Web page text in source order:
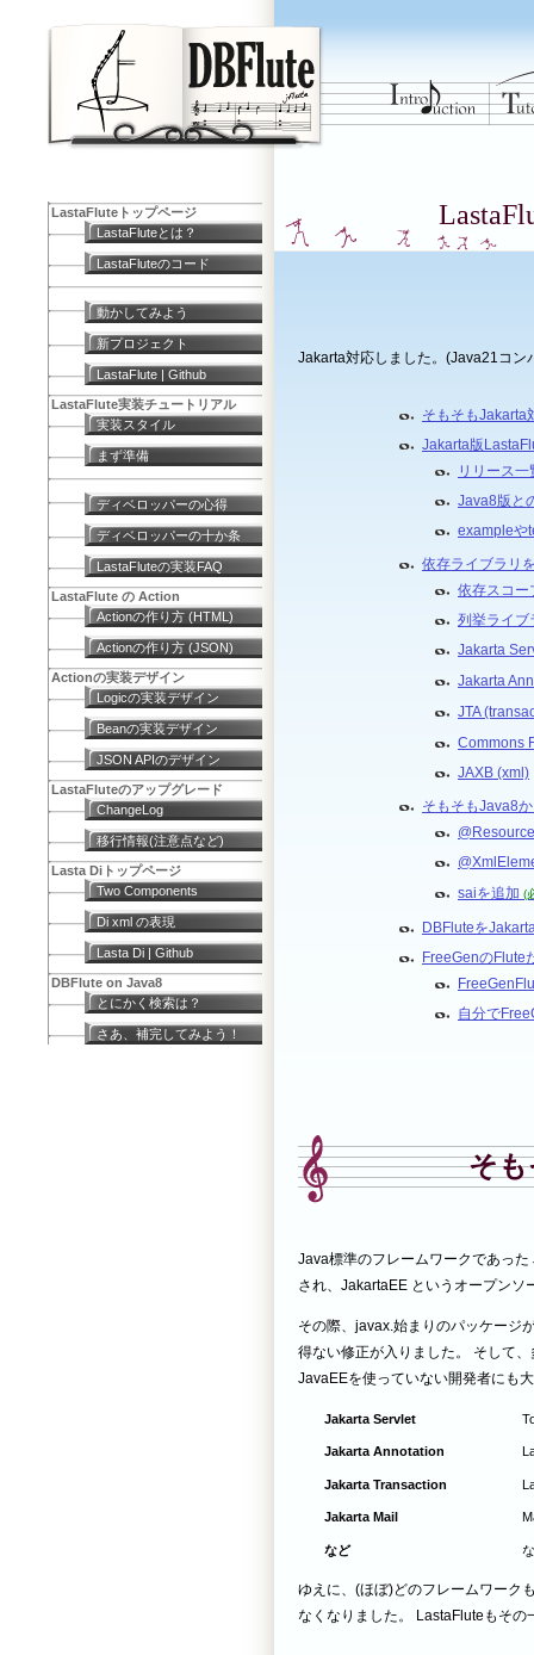
Jakarta対応しました。(Java21コン
そもそもJakarta
Jakarta版
リリース一
Java8版と
exampleや
依存ライブラリ
依存スコー
列挙ライブ
Jakarta
Jakarta
JTA
Commons
JAXB (xml)
そもそもJava8
saiを追加 (
DBFluteを
FreeGenのFlute
自分で
そも
Java標準のフレームワークであっ
され、JakartaEE というオープンソ
その際、javax.始まりのパッケージ
得ない修正が入りました。 そして
JavaEEを使っていない開発者にも
Jakarta Servlet
Jakarta Annotation
Jakarta Transaction
Jakarta Mail
など
ゆえに、(ほぼ)どのフレームワーク
なくなりました。 LastaFluteもその
LastaFluteトップページ
LastaFluteとは？
LastaFluteのコード
動かしてみよう
新プロジェクト
LastaFlute | Github
LastaFlute実装チュートリアル
実装スタイル
まず準備
ディベロッパーの心得
ディベロッパーの十か条
LastaFluteの実装FAQ
LastaFlute の Action
Actionの作り方 (HTML)
Actionの作り方 (JSON)
Actionの実装デザイン
Logicの実装デザイン
Beanの実装デザイン
JSON APIのデザイン
LastaFluteのアップグレード
ChangeLog
移行情報(注意点など)
Lasta Diトップページ
Two Components
Di xml の表現
Lasta Di | Github
DBFlute on Java8
とにかく検索は？
さあ、補完してみよう！